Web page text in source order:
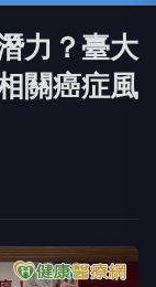
力？臺大
關癌症風